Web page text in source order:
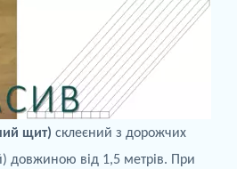
щит) склеєний з дорожчих
) довжиною від 1,5 метрів. При